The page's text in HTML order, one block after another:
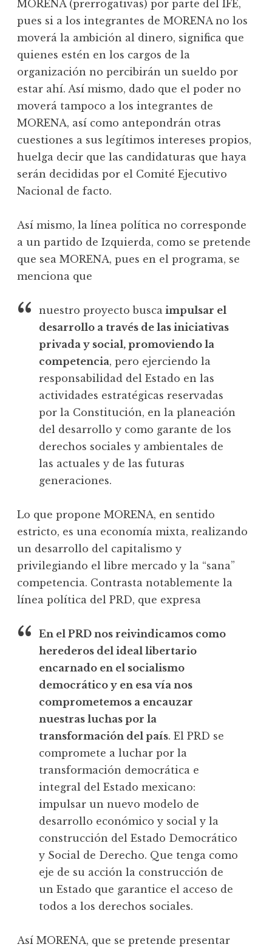
MORENA (prerrogativas) por parte del IFE,
pues si a los integrantes de MORENA no los
moverá la ambición al dinero, significa que
quienes estén en los cargos de la
organización no percibirán un sueldo por
estar ahí. Así mismo, dado que el poder no
moverá tampoco a los integrantes de
MORENA, así como antepondrán otras
cuestiones a sus legítimos intereses propios,
huelga decir que las candidaturas que haya
serán decididas por el Comité Ejecutivo
Nacional de facto.
Así mismo, la línea política no corresponde
a un partido de Izquierda, como se pretende
que sea MORENA, pues en el programa, se
menciona que
nuestro proyecto busca impulsar el
desarrollo a través de las iniciativas
privada y social, promoviendo la
competencia, pero ejerciendo la
responsabilidad del Estado en las
actividades estratégicas reservadas
por la Constitución, en la planeación
del desarrollo y como garante de los
derechos sociales y ambientales de
las actuales y de las futuras
generaciones.
Lo que propone MORENA, en sentido
estricto, es una economía mixta, realizando
un desarrollo del capitalismo y
privilegiando el libre mercado y la “sana”
competencia. Contrasta notablemente la
línea política del PRD, que expresa
En el PRD nos reivindicamos como
herederos del ideal libertario
encarnado en el socialismo
democrático y en esa vía nos
comprometemos a encauzar
nuestras luchas por la
transformación del país. El PRD se
compromete a luchar por la
transformación democrática e
integral del Estado mexicano:
impulsar un nuevo modelo de
desarrollo económico y social y la
construcción del Estado Democrático
y Social de Derecho. Que tenga como
eje de su acción la construcción de
un Estado que garantice el acceso de
todos a los derechos sociales.
Así MORENA, que se pretende presentar